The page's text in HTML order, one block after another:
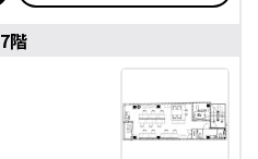
7階